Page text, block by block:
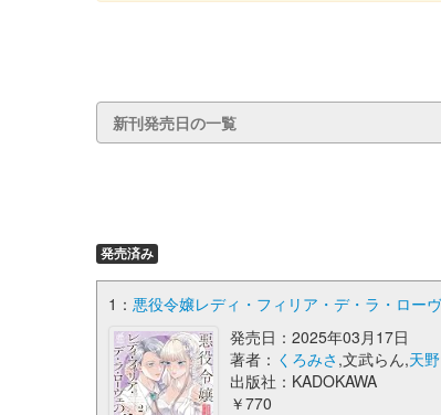
新刊発売日の一覧
発売済み
1： 悪役令嬢レディ・フィリア・デ・ラ・ロー
発売日：2025年03月17日
著者： くろみさ ,文武らん,天
出版社：KADOKAWA
￥770